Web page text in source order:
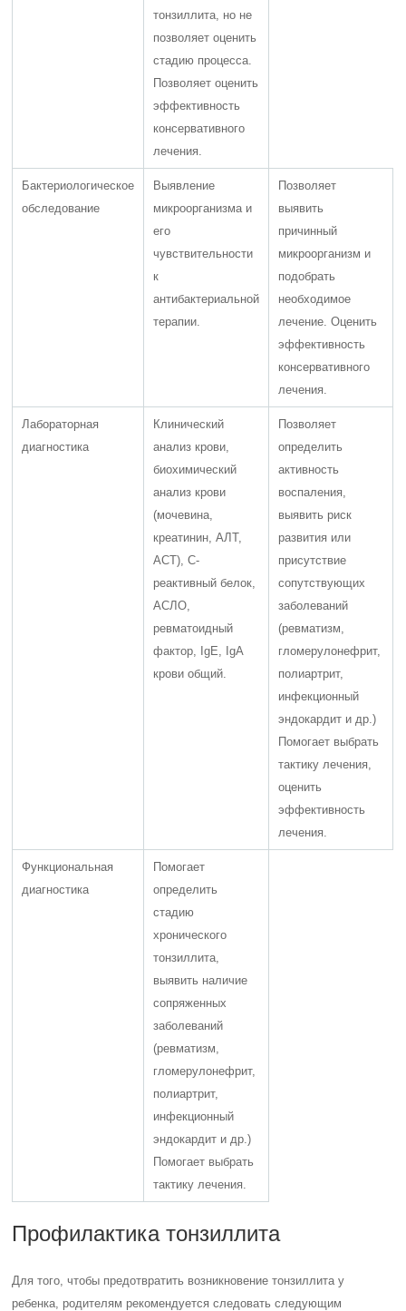
тонзиллита, но не
позволяет оценить
стадию процесса.
Позволяет оценить
эффективность
консервативного
лечения.
Бактериологическое
обследование
Выявление
микроорганизма и
его
чувствительности
к
антибактериальной
терапии.
Позволяет
выявить
причинный
микроорганизм и
подобрать
необходимое
лечение. Оценить
эффективность
консервативного
лечения.
Лабораторная
диагностика
Клинический
анализ крови,
биохимический
анализ крови
(мочевина,
креатинин, АЛТ,
АСТ), С-
реактивный белок,
АСЛО,
ревматоидный
фактор, IgE, IgA
крови общий.
Позволяет
определить
активность
воспаления,
выявить риск
развития или
присутствие
сопутствующих
заболеваний
(ревматизм,
гломерулонефрит,
полиартрит,
инфекционный
эндокардит и др.)
Помогает выбрать
тактику лечения,
оценить
эффективность
лечения.
Функциональная
диагностика
Помогает
определить
стадию
хронического
тонзиллита,
выявить наличие
сопряженных
заболеваний
(ревматизм,
гломерулонефрит,
полиартрит,
инфекционный
эндокардит и др.)
Помогает выбрать
тактику лечения.
Профилактика тонзиллита
Для того, чтобы предотвратить возникновение тонзиллита у
ребенка, родителям рекомендуется следовать следующим